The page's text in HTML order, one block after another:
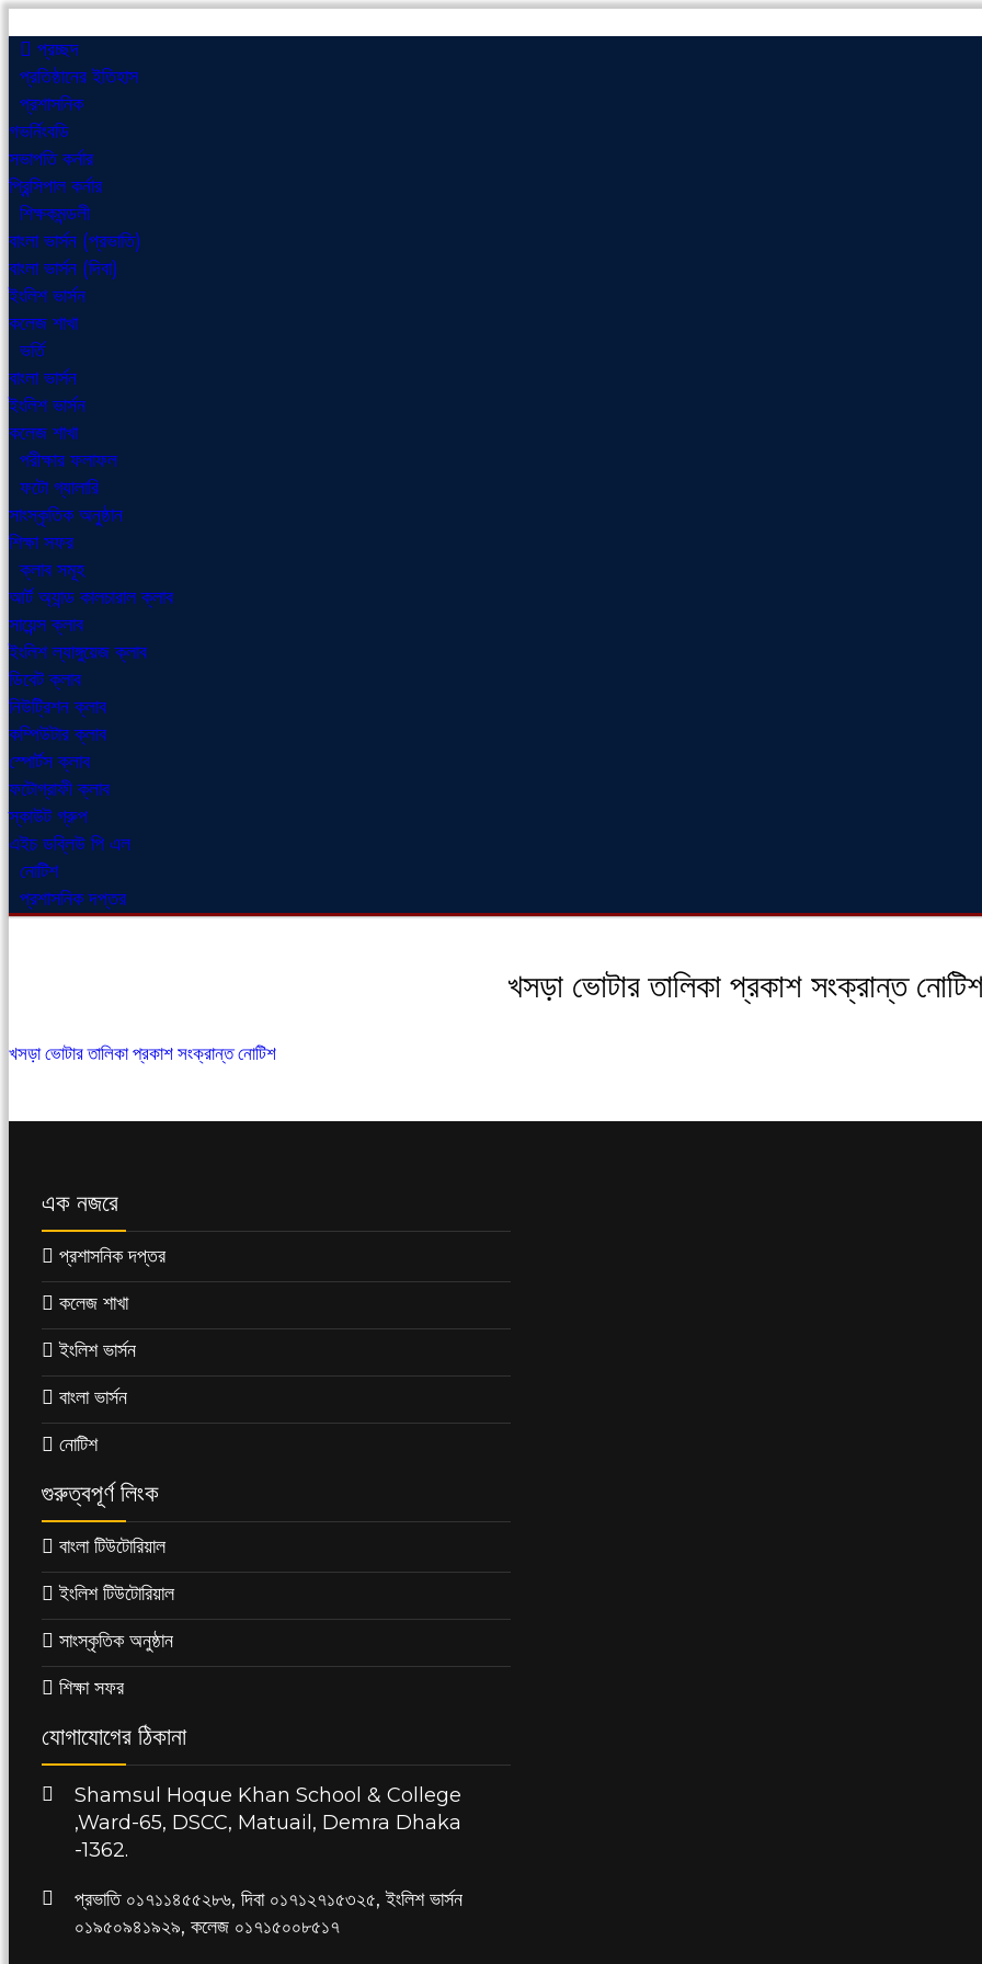
প্রচ্ছদ
প্রতিষ্ঠানের ইতিহাস
প্রশাসনিক
গভর্নিংবডি
সভাপতি কর্নার
প্রিন্সিপাল কর্নার
শিক্ষকমন্ডলী
বাংলা ভার্সন (প্রভাতি)
বাংলা ভার্সন (দিবা)
ইংলিশ ভার্সন
কলেজ শাখা
ভর্তি
বাংলা ভার্সন
ইংলিশ ভার্সন
কলেজ শাখা
পরীক্ষার ফলাফল
ফটো গ্যালারি
সাংস্কৃতিক অনুষ্ঠান
শিক্ষা সফর
ক্লাব সমূহ
আর্ট অ্যান্ড কালচারাল ক্লাব
সায়েন্স ক্লাব
ইংলিশ ল্যাঙ্গুয়েজ ক্লাব
ডিবেট ক্লাব
নিউট্রিশন ক্লাব
কম্পিউটার ক্লাব
স্পোর্টস ক্লাব
ফটোগ্রাফী ক্লাব
স্কাউট গ্রুপ
এইচ ডব্লিউ পি এল
নোটিশ
প্রশাসনিক দপ্তর
খসড়া ভোটার তালিকা প্রকাশ সংক্রান্ত
খসড়া ভোটার তালিকা প্রকাশ সংক্রান্ত নোটিশ
এক নজরে
প্রশাসনিক দপ্তর
কলেজ শাখা
ইংলিশ ভার্সন
বাংলা ভার্সন
নোটিশ
গুরুত্বপূর্ণ লিংক
বাংলা টিউটোরিয়াল
ইংলিশ টিউটোরিয়াল
সাংস্কৃতিক অনুষ্ঠান
শিক্ষা সফর
যোগাযোগের ঠিকানা
Shamsul Hoque Khan School & College
,Ward-65, DSCC, Matuail, Demra Dhaka
-1362.
প্রভাতি ০১৭১১৪৫৫২৮৬, দিবা ০১৭১২৭১৫৩২৫, ইংলিশ ভার্সন
০১৯৫০৯৪১৯২৯, কলেজ ০১৭১৫০০৮৫১৭